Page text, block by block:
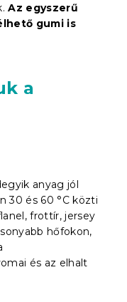
Az egyszerű
gumi is
a
anyag jól
30 és 60 °C közti
frottír, jersey
hőfokon,
és az elhalt